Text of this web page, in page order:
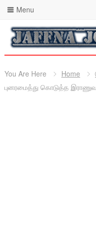
Menu
You Are Here Home
புனரமைத்து கொடுத்த